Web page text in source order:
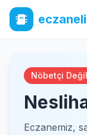
Nöbetçi Değil
Eczanemiz,